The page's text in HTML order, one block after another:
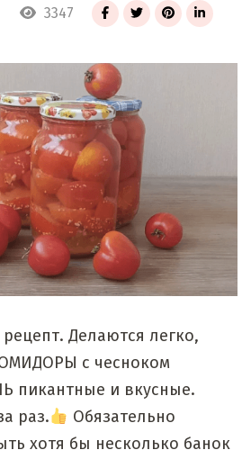
3347
Делаются легко,
с чесноком
пикантные и вкусные.
раз.
Обязательно
хотя бы несколько банок